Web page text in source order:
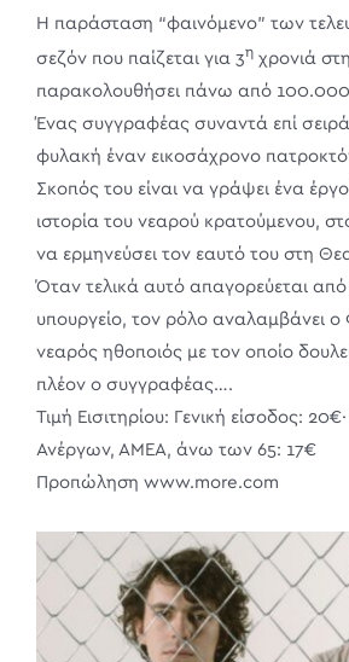
Η παράσταση “φαινόμενο” των
σεζόν που παίζεται για 3η χρονιά
παρακολουθήσει πάνω από
Ένας συγγραφέας συναντά επί
φυλακή έναν εικοσάχρονο
Σκοπός του είναι να γράψει ένα
ιστορία του νεαρού κρατούμενου,
να ερμηνεύσει τον εαυτό του στη
Όταν τελικά αυτό απαγορεύεται
υπουργείο, τον ρόλο αναλαμβάνει ο
νεαρός ηθοποιός με τον οποίο
πλέον ο συγγραφέας….
Τιμή Εισιτηρίου: Γενική είσοδος:
Ανέργων, ΑΜΕΑ, άνω των 65: 17€
Προπώληση www.more.com